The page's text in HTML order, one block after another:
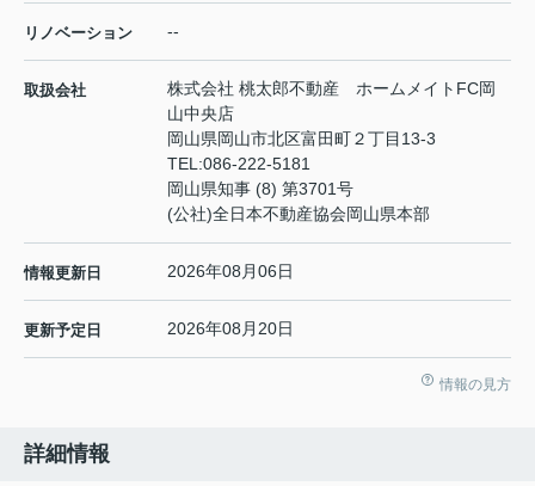
リノベーション --
取扱会社
株式会社 桃太郎不動産 ホームメイトFC岡
山中央店
岡山県岡山市北区富田町２丁目13-3
TEL:086-222-5181
岡山県知事 (8) 第3701号
(公社)全日本不動産協会岡山県本部
情報更新日 2026年08月06日
更新予定日 2026年08月20日
情報の見方
詳細情報